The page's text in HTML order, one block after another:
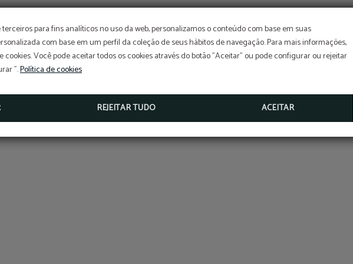
para fins analíticos no uso da web, personalizamos o conteúdo com base em suas
com base em um perfil da coleção de seus hábitos de navegação. Para mais informações,
cookies. Você pode aceitar todos os cookies através do botão "Aceitar" ou pode configurar ou rejeitar
".Política de cookies
REJEITAR TUDO ACEITAR